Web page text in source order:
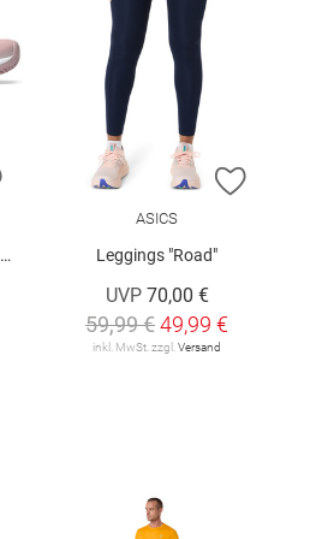
ZUR WUNSCHLISTE HINZUFÜGEN
ZUR
ASICS
Leggings "Road"
UVP 70,00 €
59,99 €49,99 €
inkl. MwSt. zzgl. Versand